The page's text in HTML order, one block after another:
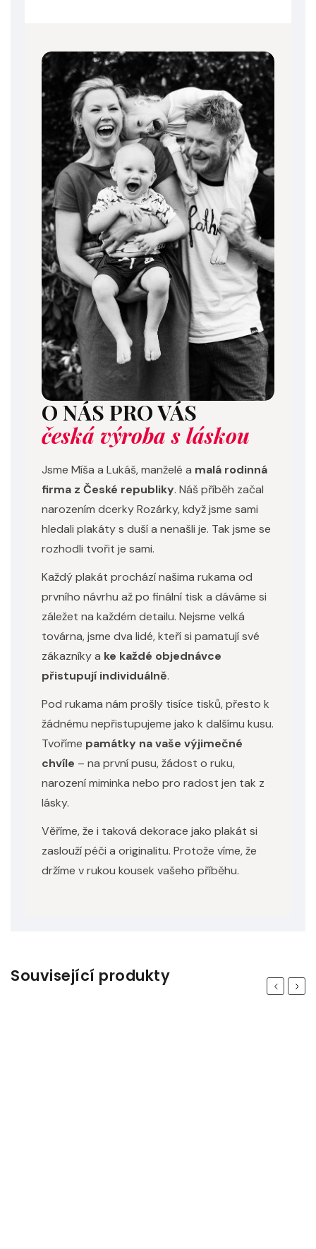
O NÁS PRO VÁS
česká výroba s láskou
Jsme Míša a Lukáš, manželé a malá rodinná
firma z České republiky. Náš příběh začal
narozením dcerky Rozárky, když jsme sami
hledali plakáty s duší a nenašli je. Tak jsme se
rozhodli tvořit je sami.
Každý plakát prochází našima rukama od
prvního návrhu až po finální tisk a dáváme si
záležet na každém detailu. Nejsme velká
továrna, jsme dva lidé, kteří si pamatují své
zákazníky a ke každé objednávce
přistupují individuálně.
Pod rukama nám prošly tisíce tisků, přesto k
žádnému nepřistupujeme jako k dalšímu kusu.
Tvoříme památky na vaše výjimečné
chvíle – na první pusu, žádost o ruku,
narození miminka nebo pro radost jen tak z
lásky.
Věříme, že i taková dekorace jako plakát si
zaslouží péči a originalitu. Protože víme, že
držíme v rukou kousek vašeho příběhu.
Související produkty Previous
Next